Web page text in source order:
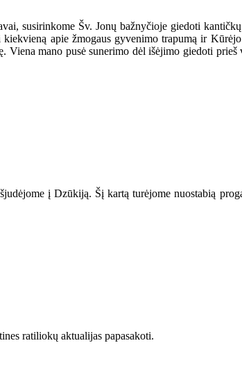
susirinkome Šv. Jonų bažnyčioje giedoti
apie žmogaus gyvenimo trapumą ir
mano pusė sunerimo dėl išėjimo giedoti prieš
į Dzūkiją. Šį kartą turėjome nuostabią
ratiliokų aktualijas papasakoti.